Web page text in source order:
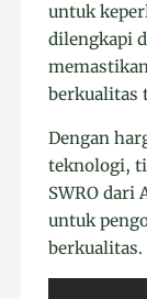
untuk
dilengkapi
berkualitas
Dengan
teknologi,
SWRO dari
untuk
berkualitas.